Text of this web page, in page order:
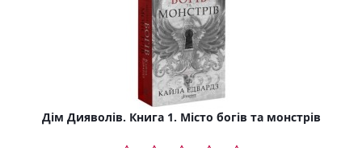
Дім Дияволів. Книга 1. Місто богів та монстрів